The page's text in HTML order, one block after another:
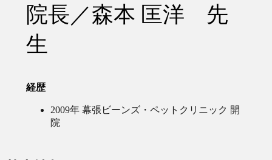
院長／森本 匡洋 先
生
経歴
2009年 幕張ビーンズ・ペットクリニック 開
院